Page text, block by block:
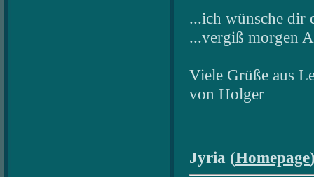
...ich wünsche dir
...vergiß morgen
Viele Grüße aus
von Holger
Jyria (Homepage